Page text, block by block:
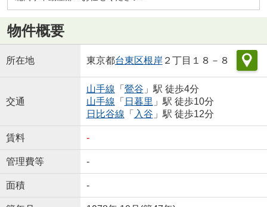
物件概要
所在地 東京都台東区根岸 ２丁目１８－８
交通
山手線 「 鶯谷 」駅 徒歩4分
山手線 「 日暮里 」駅 徒歩10分
日比谷線 「 入谷 」駅 徒歩12分
賃料 -
管理費等 -
面積 -